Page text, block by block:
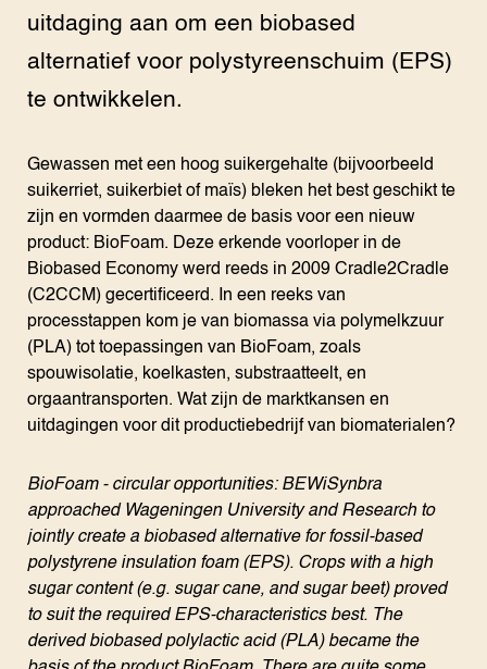
uitdaging aan om een biobased
alternatief voor polystyreenschuim (EPS)
te ontwikkelen.
Gewassen met een hoog suikergehalte (bijvoorbeeld
suikerriet, suikerbiet of maïs) bleken het best geschikt te
zijn en vormden daarmee de basis voor een nieuw
product: BioFoam. Deze erkende voorloper in de
Biobased Economy werd reeds in 2009 Cradle2Cradle
(C2CCM) gecertificeerd. In een reeks van
processtappen kom je van biomassa via polymelkzuur
(PLA) tot toepassingen van BioFoam, zoals
spouwisolatie, koelkasten, substraatteelt, en
orgaantransporten. Wat zijn de marktkansen en
uitdagingen voor dit productiebedrijf van biomaterialen?
BioFoam - circular opportunities: BEWiSynbra
approached Wageningen University and Research to
jointly create a biobased alternative for fossil-based
polystyrene insulation foam (EPS). Crops with a high
sugar content (e.g. sugar cane, and sugar beet) proved
to suit the required EPS-characteristics best. The
derived biobased polylactic acid (PLA) became the